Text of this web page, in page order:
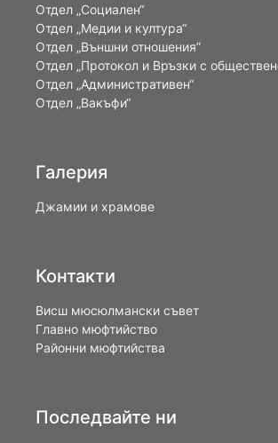
Отдел „Социален“
Отдел „Медии и култура“
Отдел „Външни отношения”
Oтдел „Протокол и Връзки с
Отдел „Административен“
Отдел „Вакъфи“
Галерия
Джамии и храмове
Контакти
Висш мюсюлмански съвет
Главно мюфтийство
Районни мюфтийства
Последвайте ни